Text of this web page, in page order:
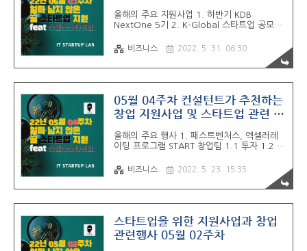
스텔스 스타트업 창업지원사업 총 합 3.0 만
명 규모의 IT모임이 제휴하여 컨소시엄을 맺었
올해의 주요 지원사업 1. 하반기 KDB
NextOne 5기 2. K-Global 스타트업 공모전
Lab 14기 4. 경북창조경제혁신센터 G-Star
Dreamers 19기 참여기업 5. 서울소셜벤처허
브, 엑셀러레이팅 참여를 위한 프라이빗 오피
부산 창조경제혁신센터, 롯데슈퍼 x B스타트업
오픈이노베이션 첼린지 2022 06월 06일까지
8. 신한 스퀘어 브릿지 하반기 스타트업 모집 :
휴먼 브릿지 청년 창업캠프 10. 교보 x 서울창
업허브,Family Lifestyle (연장) 06월 07일까
비즈니스 2022. 5. 31. 06:30
05월 04주차 컨설턴트가 추천하는
창업 지원사업 및 스타트업 관련 행
올해의 주요 행사 1. 패스트벤처스, 엑셀러레
이팅 프로그램 START 창업팀 1.1 투자 1.2 공
계된 패스트캠퍼스 등 차별점 - 지원시 제약조
건이 가장 적음 - 데모데이가 없고 - 박지웅 대
표의 밀착 관리 2. 인천스타트업파크, 청년
26일까지 4. 사회적기업가 육성사업 5.
Weconomy Startup Ahallenge 6. 부천 문
화콘텐츠 스타트업 COCOBoT리그 7. AI 양
비즈니스 2022. 5. 23. 15:35
스타트업을 위한 지원사업과 창업
관련행사 05월 02주차